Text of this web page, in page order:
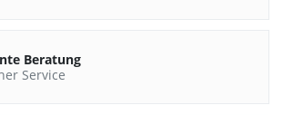
Beratung
Service